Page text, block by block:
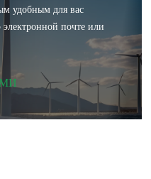
удобным для вас
почте или